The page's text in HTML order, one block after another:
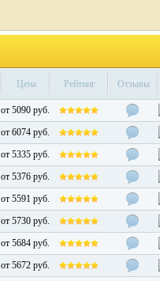
Цена Рейтинг Отзывы
от 5090 руб.
от 6074 руб.
от 5335 руб.
от 5376 руб.
от 5591 руб.
от 5730 руб.
от 5684 руб.
от 5672 руб.